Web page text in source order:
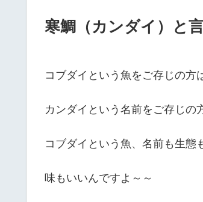
寒鯛（カンダイ）と
コブダイという魚をご存じの方
カンダイという名前をご存じの
コブダイという魚、名前も生態
味もいいんですよ～～